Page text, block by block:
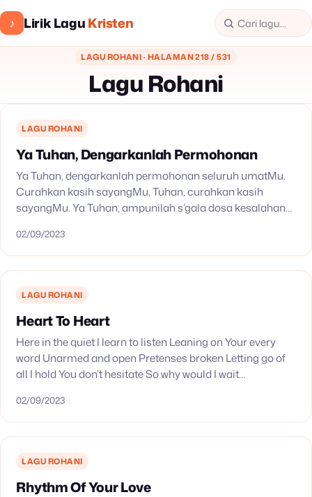
♪ Lirik LaguKristen
LAGU ROHANI · HALAMAN 218 / 531
Lagu Rohani
LAGU ROHANI
Ya Tuhan, Dengarkanlah Permohonan
Ya Tuhan, dengarkanlah permohonan seluruh umatMu.
Curahkan kasih sayangMu, Tuhan, curahkan kasih
sayangMu. Ya Tuhan, ampunilah s’gala dosa kesalahan
kasihMu. Anak Domba Allahku yang menghapuskan…
02/09/2023
LAGU ROHANI
Heart To Heart
Here in the quiet I learn to listen Leaning on Your every
word Unarmed and open Pretenses broken Letting go of
all I hold You don’t hesitate So why would I wait…
02/09/2023
LAGU ROHANI
Rhythm Of Your Love